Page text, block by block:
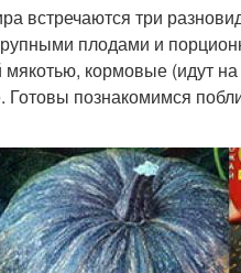
встречаются три
плодами и
мякотью, кормовые (идут
познакомимся